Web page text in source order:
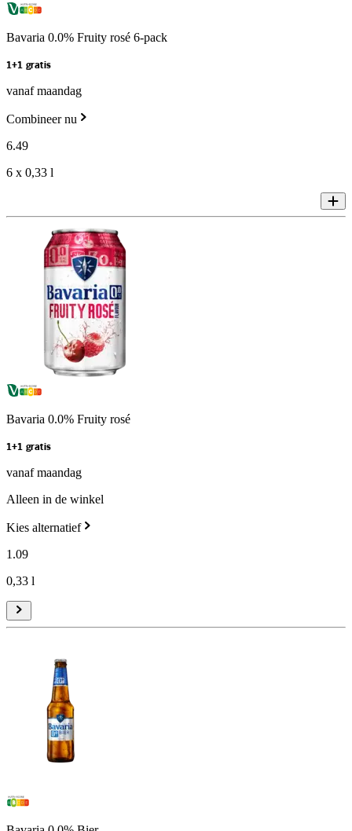
Bavaria 0.0% Fruity rosé 6-pack
1+1 gratis
vanaf maandag
Combineer nu
6.49
6 x 0,33 l
Bavaria 0.0% Fruity rosé
1+1 gratis
vanaf maandag
Alleen in de winkel
Kies alternatief
1.09
0,33 l